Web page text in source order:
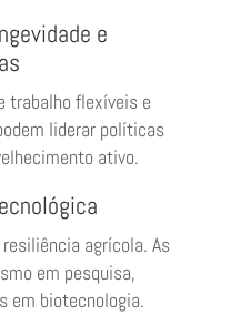
e
trabalho flexíveis e
liderar políticas
ativo.
agrícola. As
em pesquisa,
em biotecnologia.